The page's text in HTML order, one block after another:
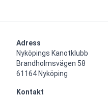
Adress
Nyköpings Kanotklubb
Brandholmsvägen 58
61164 Nyköping
Kontakt